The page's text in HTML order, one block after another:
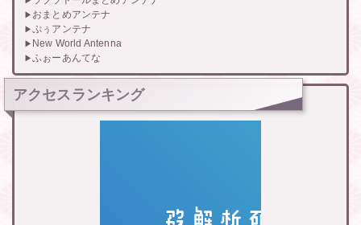
おまとめアンテナ
ぷぅアンテナ
New World Antenna
ふぉーあんてな
アクセスランキング